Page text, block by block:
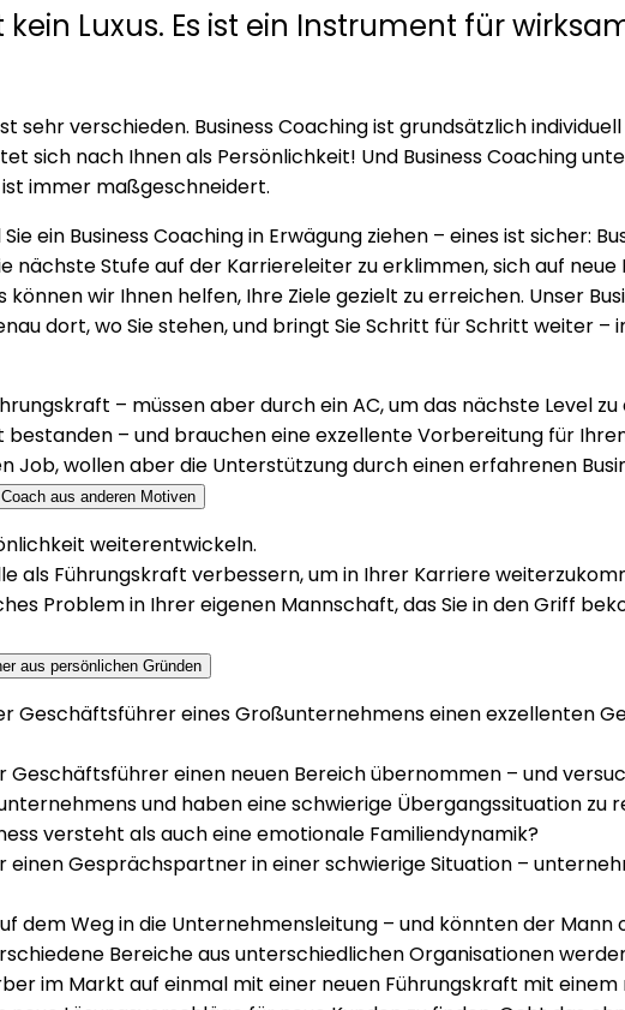
Luxus. Es ist ein Instrument für
sehr verschieden. Business Coaching ist grundsätzlich
sich nach Ihnen als Persönlichkeit! Und Business Coaching
immer maßgeschneidert.
ein Business Coaching in Erwägung ziehen – eines ist sicher:
nächste Stufe auf der Karriereleiter zu erklimmen, sich auf
wir Ihnen helfen, Ihre Ziele gezielt zu erreichen. Unser
dort, wo Sie stehen, und bringt Sie Schritt für Schritt weiter
– müssen aber durch ein AC, um das nächste Level
bestanden – und brauchen eine exzellente Vorbereitung für
Job, wollen aber die Unterstützung durch einen erfahrenen
aus anderen Motiven
weiterentwickeln.
als Führungskraft verbessern, um in Ihrer Karriere
Problem in Ihrer eigenen Mannschaft, das Sie in den Griff
aus persönlichen Gründen
Geschäftsführer eines Großunternehmens einen exzellenten
Geschäftsführer einen neuen Bereich übernommen – und
und haben eine schwierige Übergangssituation
versteht als auch eine emotionale Familiendynamik?
einen Gesprächspartner in einer schwierige Situation –
dem Weg in die Unternehmensleitung – und könnten der
Bereiche aus unterschiedlichen Organisationen
im Markt auf einmal mit einer neuen Führungskraft mit